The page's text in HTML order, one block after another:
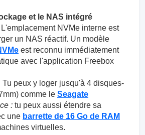
et le NAS intégré
L'emplacement NVMe interne est
un NAS réactif. Un modèle
est reconnu immédiatement
avec l'application Freebox
Tu peux y loger jusqu'à 4 disques-
comme le Seagate
: tu peux aussi étendre sa
une barrette de 16 Go de RAM
virtuelles.